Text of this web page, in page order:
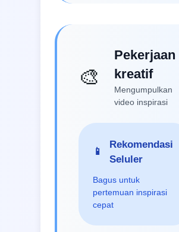
🎨
Pekerjaan
kreatif
Mengumpulkan
video inspirasi
📱
Rekomendasi
Seluler
Bagus untuk
pertemuan inspirasi
cepat